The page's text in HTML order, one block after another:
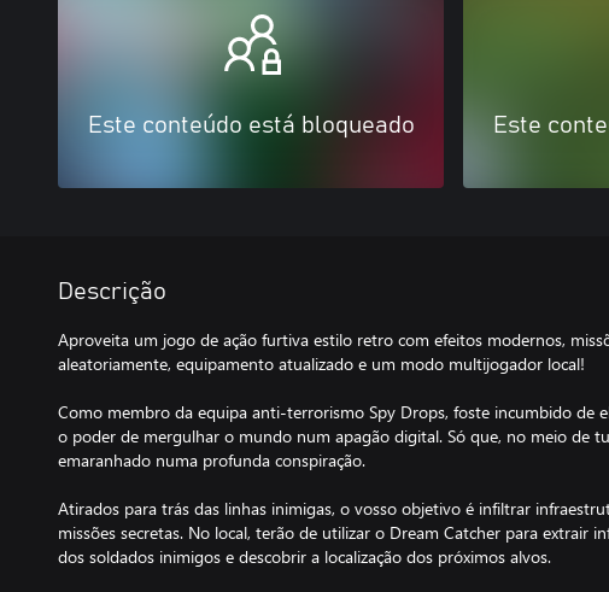
Este conteúdo está bloqueado Este
Descrição
Aproveita um jogo de ação furtiva estilo retro com efeitos modernos,
aleatoriamente, equipamento atualizado e um modo multijogador local!
Como membro da equipa anti-terrorismo Spy Drops, foste incumbido de
o poder de mergulhar o mundo num apagão digital. Só que, no meio de
emaranhado numa profunda conspiração.
Atirados para trás das linhas inimigas, o vosso objetivo é infiltrar
missões secretas. No local, terão de utilizar o Dream Catcher para extrair
dos soldados inimigos e descobrir a localização dos próximos alvos.